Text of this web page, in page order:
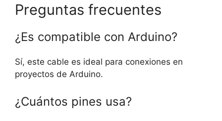
Preguntas frecuentes
¿Es compatible con Arduino?
Sí, este cable es ideal para conexiones en
proyectos de Arduino.
¿Cuántos pines usa?